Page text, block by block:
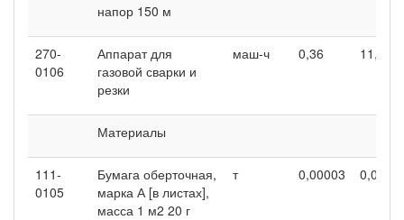
напор 150 м
270-
0106
Аппарат для
газовой сварки и
резки
маш-ч 0,36 11,44
Материалы
111-
0105
Бумага оберточная,
марка А [в листах],
масса 1 м2 20 г
т 0,00003